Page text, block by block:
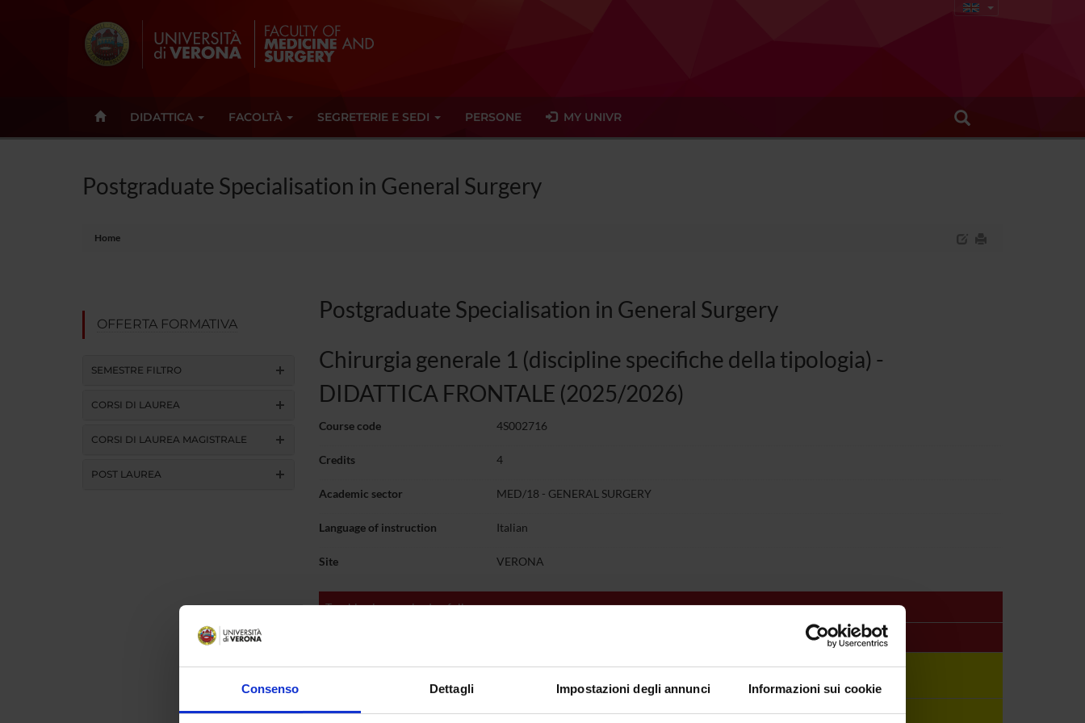
Consenso Dettagli Impostazioni degli annunci Informazioni sui cookie
DIDATTICA FACOLTÀ SEGRETERIE E SEDI PERSONE MY UNIVR
Postgraduate Specialisation in General Surgery
Home
OFFERTA FORMATIVA
SEMESTRE FILTRO
CORSI DI LAUREA
CORSI DI LAUREA MAGISTRALE
POST LAUREA
Postgraduate Specialisation in General Surgery
Chirurgia generale 1 (discipline specifiche della tipologia) -
DIDATTICA FRONTALE (2025/2026)
Course code 4S002716
Credits 4
Academic sector MED/18 - GENERAL SURGERY
Language of instruction Italian
Site VERONA
Teaching is organised as follows:
Chir.Gen. Tecniche pronto soccorso -
MACCAGNANI ANTONIO
1 not yet allocated Antonio Maccagnani
Chir Gen. Tecniche di
1 not yet allocated Simone Giacopuzzi